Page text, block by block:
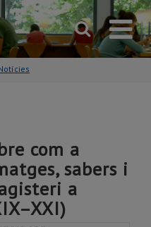
com a
sabers i
a